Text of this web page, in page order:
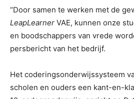
“Door samen te werken met de
LeapLearner VAE, kunnen onze
en boodschappers van vrede
persbericht van het bedrijf.
Het coderingsonderwijssysteem
scholen en ouders een kant-en-